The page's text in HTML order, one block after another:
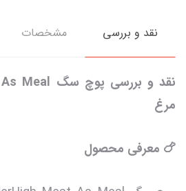
نقد و بررسی مشخصات
مرغ
🍗 معرفی محصول